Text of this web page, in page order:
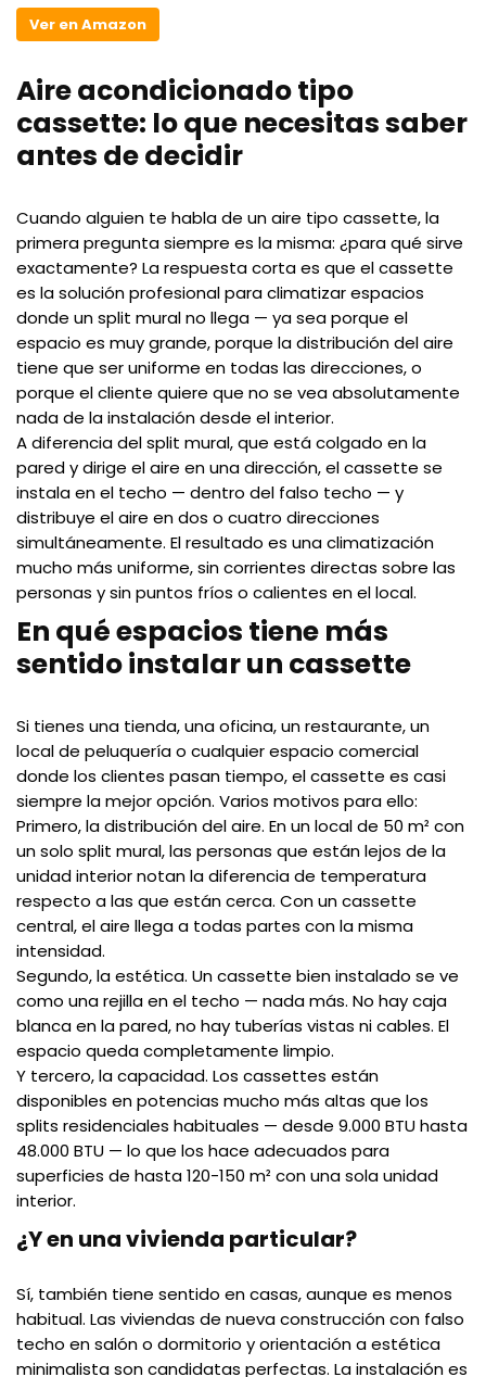
Ver en Amazon
Aire acondicionado tipo
cassette: lo que necesitas saber
antes de decidir
Cuando alguien te habla de un aire tipo cassette, la
primera pregunta siempre es la misma: ¿para qué sirve
exactamente? La respuesta corta es que el cassette
es la solución profesional para climatizar espacios
donde un split mural no llega — ya sea porque el
espacio es muy grande, porque la distribución del aire
tiene que ser uniforme en todas las direcciones, o
porque el cliente quiere que no se vea absolutamente
nada de la instalación desde el interior.
A diferencia del split mural, que está colgado en la
pared y dirige el aire en una dirección, el cassette se
instala en el techo — dentro del falso techo — y
distribuye el aire en dos o cuatro direcciones
simultáneamente. El resultado es una climatización
mucho más uniforme, sin corrientes directas sobre las
personas y sin puntos fríos o calientes en el local.
En qué espacios tiene más
sentido instalar un cassette
Si tienes una tienda, una oficina, un restaurante, un
local de peluquería o cualquier espacio comercial
donde los clientes pasan tiempo, el cassette es casi
siempre la mejor opción. Varios motivos para ello:
Primero, la distribución del aire. En un local de 50 m² con
un solo split mural, las personas que están lejos de la
unidad interior notan la diferencia de temperatura
respecto a las que están cerca. Con un cassette
central, el aire llega a todas partes con la misma
intensidad.
Segundo, la estética. Un cassette bien instalado se ve
como una rejilla en el techo — nada más. No hay caja
blanca en la pared, no hay tuberías vistas ni cables. El
espacio queda completamente limpio.
Y tercero, la capacidad. Los cassettes están
disponibles en potencias mucho más altas que los
splits residenciales habituales — desde 9.000 BTU hasta
48.000 BTU — lo que los hace adecuados para
superficies de hasta 120-150 m² con una sola unidad
interior.
¿Y en una vivienda particular?
Sí, también tiene sentido en casas, aunque es menos
habitual. Las viviendas de nueva construcción con falso
techo en salón o dormitorio y orientación a estética
minimalista son candidatas perfectas. La instalación es